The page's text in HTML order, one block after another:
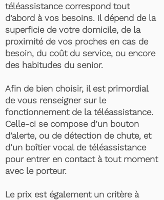
téléassistance correspond tout
d’abord à vos besoins. Il dépend de la
superficie de votre domicile, de la
proximité de vos proches en cas de
besoin, du coût du service, ou encore
des habitudes du senior.
Afin de bien choisir, il est primordial
de vous renseigner sur le
fonctionnement de la téléassistance.
Celle-ci se compose d’un bouton
d’alerte, ou de détection de chute, et
d’un boîtier vocal de téléassistance
pour entrer en contact à tout moment
avec le porteur.
Le prix est également un critère à